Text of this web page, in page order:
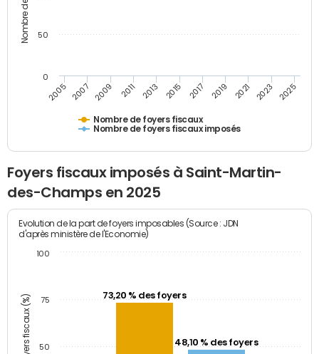
Nombre de foyers fiscaux
Nombre de foyers fiscaux imposés
2005 2007 2009 2011 2013 2015 2017 2019 2021 2023 2025
0
50
Foyers fiscaux imposés à Saint-Martin-
des-Champs en 2025
Evolution de la part de foyers imposables (Source : JDN
d'après ministère de l'Economie)
73,20 % des foyers
48,10 % des foyers
50
75
100